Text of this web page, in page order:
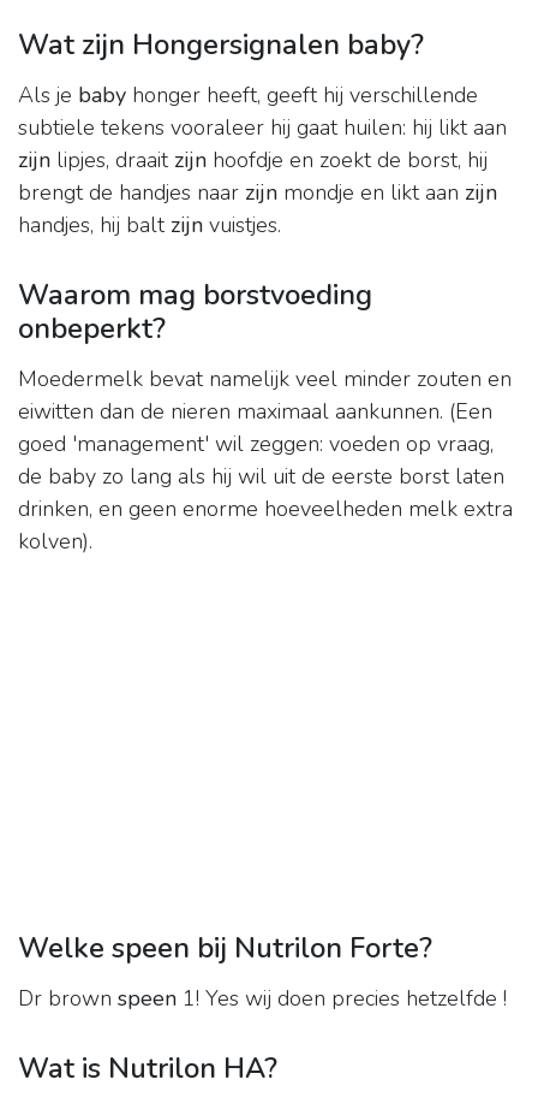
Wat zijn Hongersignalen baby?
Als je baby honger heeft, geeft hij verschillende
subtiele tekens vooraleer hij gaat huilen: hij likt aan
zijn lipjes, draait zijn hoofdje en zoekt de borst, hij
brengt de handjes naar zijn mondje en likt aan zijn
handjes, hij balt zijn vuistjes.
Waarom mag borstvoeding
onbeperkt?
Moedermelk bevat namelijk veel minder zouten en
eiwitten dan de nieren maximaal aankunnen. (Een
goed 'management' wil zeggen: voeden op vraag,
de baby zo lang als hij wil uit de eerste borst laten
drinken, en geen enorme hoeveelheden melk extra
kolven).
Welke speen bij Nutrilon Forte?
Dr brown speen 1! Yes wij doen precies hetzelfde !
Wat is Nutrilon HA?